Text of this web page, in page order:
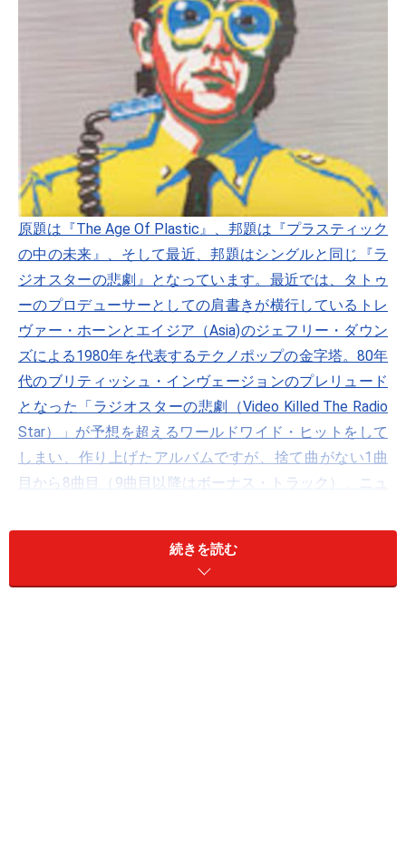
原題は『The Age Of Plastic』、邦題は『プラスティック
の中の未来』、そして最近、邦題はシングルと同じ『ラ
ジオスターの悲劇』となっています。最近では、タトゥ
ーのプロデューサーとしての肩書きが横行しているトレ
ヴァー・ホーンとエイジア（Asia)のジェフリー・ダウン
ズによる1980年を代表するテクノポップの金字塔。80年
代のブリティッシュ・インヴェージョンのプレリュード
となった「ラジオスターの悲劇（Video Killed The Radio
Star）」が予想を超えるワールドワイド・ヒットをして
しまい、作り上げたアルバムですが、捨て曲がない1曲
目から8曲目（9曲目以降はボーナス・トラック）。ニュ
（バグルズという名前もそれを示唆）としたモダンポッ
プとテクノポップを橋渡しする近未来なコンセプトがぎ
っしり詰まっている。最近では、ドラマ「東京ラブ・シ
続きを読む